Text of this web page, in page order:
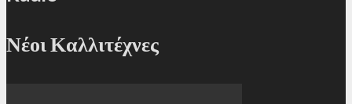
Νέοι Καλλιτέχνες